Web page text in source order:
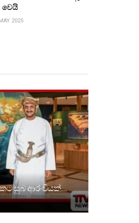
වෙයි
2025
සුබ ආරංචියක්…